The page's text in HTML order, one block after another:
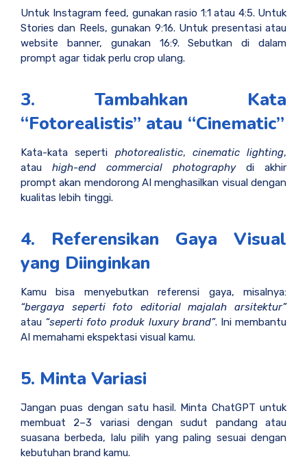
Untuk Instagram feed, gunakan rasio 1:1 atau 4:5. Untuk
Stories dan Reels, gunakan 9:16. Untuk presentasi atau
website banner, gunakan 16:9. Sebutkan di dalam
prompt agar tidak perlu crop ulang.
3. Tambahkan Kata
“Fotorealistis” atau “Cinematic”
Kata-kata seperti photorealistic, cinematic lighting,
atau high-end commercial photographydi akhir
prompt akan mendorong AI menghasilkan visual dengan
kualitas lebih tinggi.
4. Referensikan Gaya Visual
yang Diinginkan
Kamu bisa menyebutkan referensi gaya, misalnya:
“bergaya seperti foto editorial majalah arsitektur”
atau “seperti foto produk luxury brand”. Ini membantu
AI memahami ekspektasi visual kamu.
5. Minta Variasi
Jangan puas dengan satu hasil. Minta ChatGPT untuk
membuat 2–3 variasi dengan sudut pandang atau
suasana berbeda, lalu pilih yang paling sesuai dengan
kebutuhan brand kamu.